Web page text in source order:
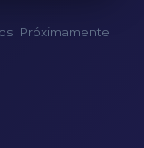
Próximamente